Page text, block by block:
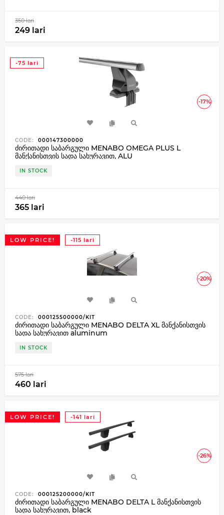
350 lari
249 lari
-17%
-75 lari
CODE: 000147300000
ძირითადი საბარგული MENABO OMEGA PLUS L
მანქანისთვის სადა სახურავით, ALU
IN STOCK
440 lari
365 lari
-20%
LOW PRICE! -115 lari
CODE: 000125500000/KIT
ძირითადი საბარგული MENABO DELTA XL მანქანისთვის
სადა სახურავით aluminum
IN STOCK
575 lari
460 lari
-26%
LOW PRICE! -141 lari
CODE: 000125200000/KIT
ძირითადი საბარგული MENABO DELTA L მანქანისთვის
სადა სახურავით, black